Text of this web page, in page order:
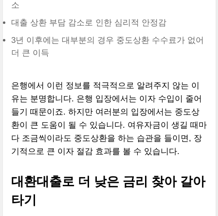
소
대출 상환 부담 감소로 인한 심리적 안정감
3년 이후에는 대부분의 경우 중도상환 수수료가 없어
더 큰 이득
은행에서 이런 정보를 적극적으로 알려주지 않는 이
유는 분명합니다. 은행 입장에서는 이자 수입이 줄어
들기 때문이죠. 하지만 여러분의 입장에서는 중도상
환이 큰 도움이 될 수 있습니다. 여유자금이 생길 때마
다 조금씩이라도 중도상환을 하는 습관을 들이면, 장
기적으로 큰 이자 절감 효과를 볼 수 있습니다.
대환대출로 더 낮은 금리 찾아 갈아
타기